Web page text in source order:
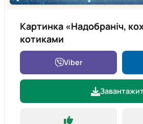
Картинка «Надобраніч,
котиками
Viber